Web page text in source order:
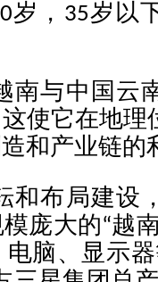
岁，35岁以
南与中国云
使它在地理
和产业链的
和布局建设
庞大的“越
脑、显示